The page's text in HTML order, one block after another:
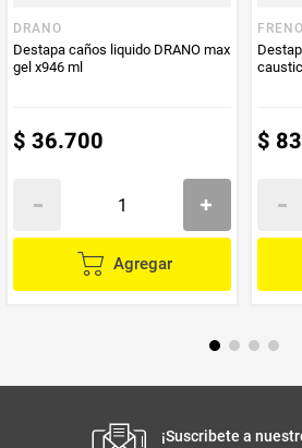
DRANO
Destapa caños liquido DRANO max
gel x946 ml
$ 36.700
Agregar
FRENO
$
¡Suscribete a